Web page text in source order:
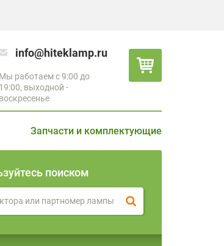
info@hiteklamp.ru
Мы работаем с 9:00 до
19:00, выходной -
воскресенье
Запчасти и комплектующие
поиском